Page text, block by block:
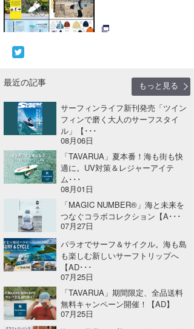
最近の記事
もっと見る
サーフィンライフ新刊発売「ツイン
フィンで磨く大人のサーフスタイ
ル」【･･･
08月06日
「TAVARUA」夏本番！海も街も快
適に。UV対策＆レジャーアイテ
ム･･･
08月01日
「MAGIC NUMBER®」海と未来を
つなぐコラボコレクション【A･･･
07月27日
パラオでサーフ＆サイクル。海も島
も楽しむ新しいサーフトリップへ
【AD･･･
07月25日
「TAVARUA」期間限定、全品送料
無料キャンペーン開催！【AD】
07月25日